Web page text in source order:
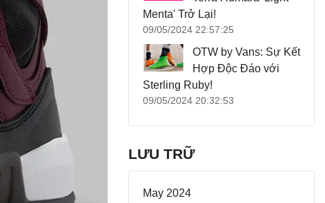
Menta' Trở Lại!
09/05/2024 22:57:25
OTW by Vans: Sự Kết
Hợp Độc Đáo với
Sterling Ruby!
09/05/2024 20:32:53
LƯU TRỮ
May 2024